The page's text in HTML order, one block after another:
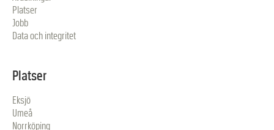
Platser
Jobb
Data och integritet
Platser
Eksjö
Umeå
Norrköping